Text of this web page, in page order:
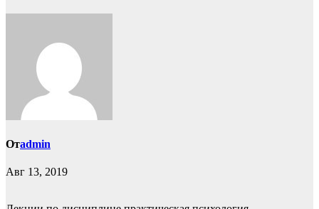
Отadmin
Авг 13, 2019